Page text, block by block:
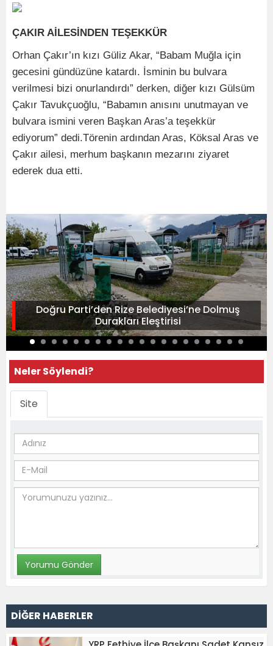
ÇAKIR AİLESİNDEN TEŞEKKÜR
Orhan Çakır’ın kızı Güliz Akar, “Babam Muğla için
gecesini gündüzüne katardı. İsminin bu bulvara
verilmesi bizi onurlandırdı” derken, diğer kızı Gülsüm
Çakır Tavukçuoğlu, “Babamın anısını unutmayan ve
bulvara ismini veren Başkan Aras’a teşekkür
ediyorum” dedi.Törenin ardından Aras, Köksal Aras ve
Çakır ailesi, merhum başkanın mezarını ziyaret
ederek dua etti.
Doğru Parti’den Rize Belediyesi’ne Dolmuş
Durakları Eleştirisi
Neler Söylendi?
Site
DİĞER HABERLER